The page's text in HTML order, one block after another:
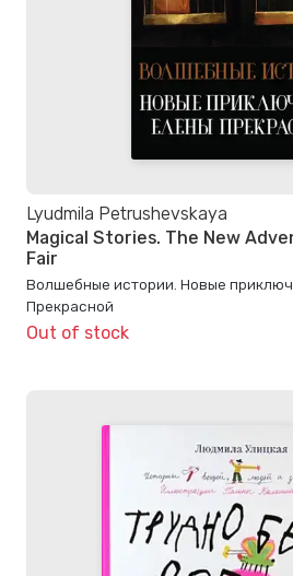
Lyudmila Petrushevskaya
Magical Stories. The New
Fair
Волшебные истории. Новые
Прекрасной
Out of stock